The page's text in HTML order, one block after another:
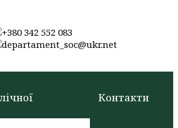
+380 342 552 083
departament_soc@ukr.net
Контакти